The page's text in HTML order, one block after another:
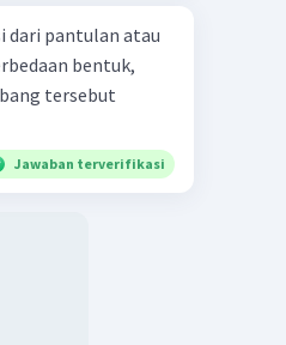
dari pantulan atau
bentuk,
tersebut
Jawaban terverifikasi